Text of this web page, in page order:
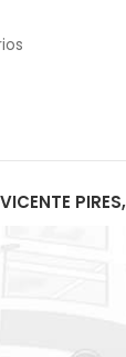
PIRES,